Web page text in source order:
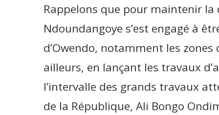
Rappelons que pour maintenir
Ndoundangoye s’est engagé à
d’Owendo, notamment les zones
ailleurs, en lançant les travaux
l’intervalle des grands travaux
de la République, Ali Bongo